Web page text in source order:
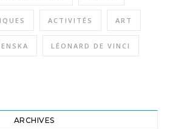
ACTIVITÉS ART
LÉONARD DE VINCI
ARCHIVES